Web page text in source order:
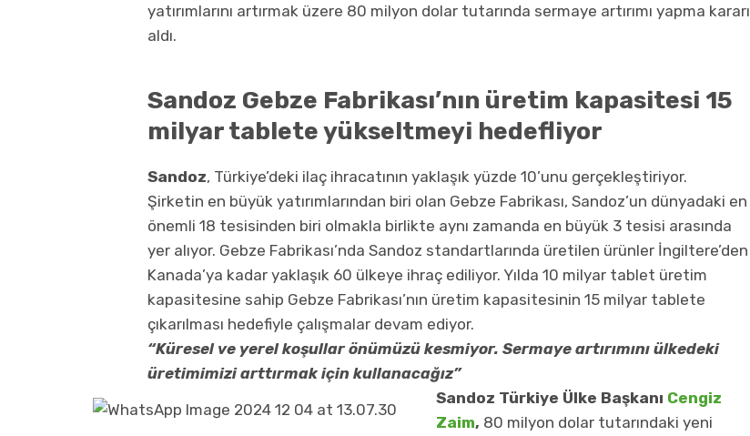
yatırımlarını artırmak üzere 80 milyon dolar tutarında sermaye artırımı yapma kararı
aldı.
Sandoz Gebze Fabrikası’nın üretim kapasitesi 15
milyar tablete yükseltmeyi hedefliyor
Sandoz, Türkiye’deki ilaç ihracatının yaklaşık yüzde 10’unu gerçekleştiriyor.
Şirketin en büyük yatırımlarından biri olan Gebze Fabrikası, Sandoz’un dünyadaki en
önemli 18 tesisinden biri olmakla birlikte aynı zamanda en büyük 3 tesisi arasında
yer alıyor. Gebze Fabrikası’nda Sandoz standartlarında üretilen ürünler İngiltere’den
Kanada’ya kadar yaklaşık 60 ülkeye ihraç ediliyor. Yılda 10 milyar tablet üretim
kapasitesine sahip Gebze Fabrikası’nın üretim kapasitesinin 15 milyar tablete
çıkarılması hedefiyle çalışmalar devam ediyor.
“Küresel ve yerel koşullar önümüzü kesmiyor. Sermaye artırımını ülkedeki
üretimimizi arttırmak için kullanacağız”
Sandoz Türkiye Ülke Başkanı Cengiz
Zaim, 80 milyon dolar tutarındaki yeni